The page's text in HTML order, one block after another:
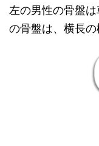
左の男性の骨盤
の骨盤は、横長の